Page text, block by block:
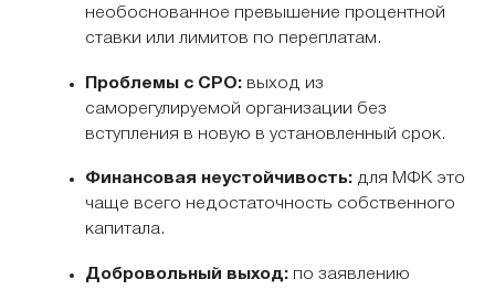
необоснованное превышение процентной
ставки или лимитов по переплатам.
Проблемы с СРО:выход из
саморегулируемой организации без
вступления в новую в установленный срок.
Финансовая неустойчивость:для МФК это
чаще всего недостаточность собственного
капитала.
Добровольный выход:по заявлению